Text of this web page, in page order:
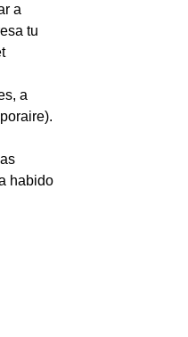
a
tu
a
habido